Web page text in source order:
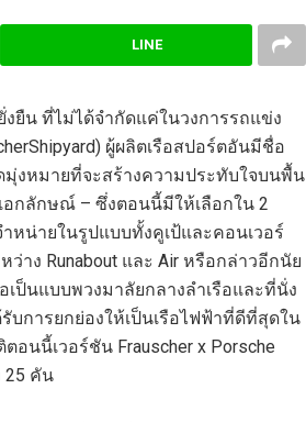
LINE
งยืน ที่ไม่ได้จำกัดแค่ในวงการรถแข่ง
Shipyard) ผู้ผลิตเรือสปอร์ตอันมีชื่อ
งหมายที่จะสร้างความประทับใจบนพื้น
อกลักษณ์ – ซึ่งตอนนี้มีให้เลือกใน 2
หน่ายในรูปแบบทั้งคูเป้และคอนเวอร์
ว่าง Runabout และ Air หรือกล่าวอีกนัย
เป็นแบบพวงมาลัยกลางลำเรือและที่นั่ง
บการยกย่องให้เป็นเรือไฟฟ้าที่ดีที่สุดใน
ตอนนี้เวอร์ชัน Frauscher x Porsche
25 คัน